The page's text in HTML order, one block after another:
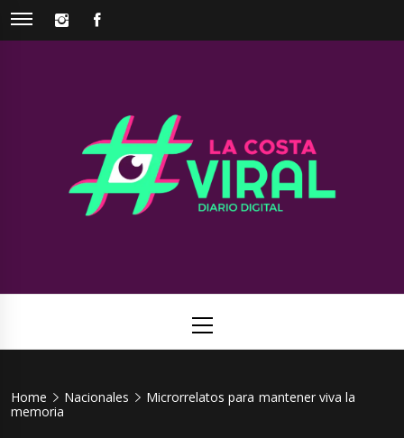
Skip
INSTAGRAM
Viral
Menu
Home Nacionales
Microrrelatos para mantener viva la
memoria